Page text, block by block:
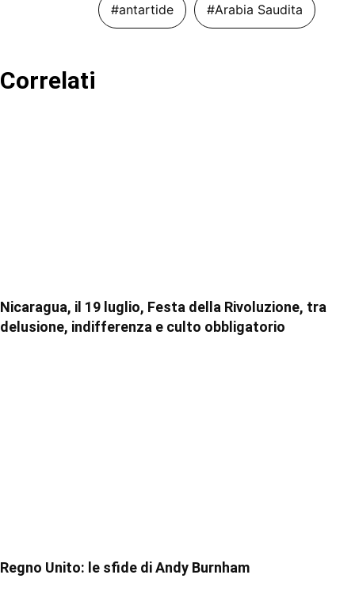
#antartide #Arabia Saudita
Correlati
Nicaragua, il 19 luglio, Festa della Rivoluzione, tra
delusione, indifferenza e culto obbligatorio
Regno Unito: le sfide di Andy Burnham